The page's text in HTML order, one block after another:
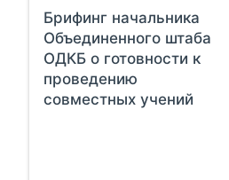
Брифинг начальника
Объединенного штаба
ОДКБ о готовности к
проведению
совместных учений